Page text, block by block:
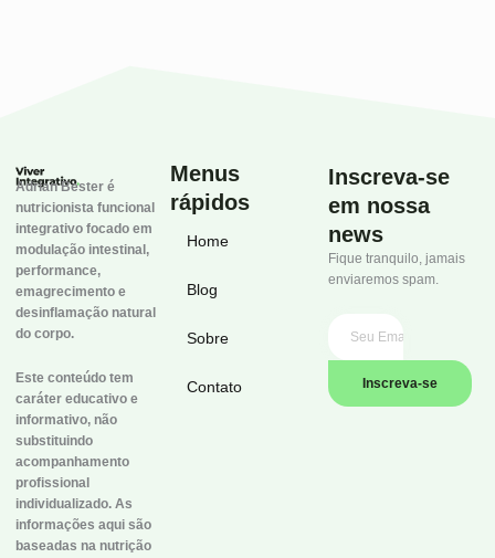
Adrian Bester é
nutricionista funcional
integrativo focado em
modulação intestinal,
performance,
emagrecimento e
desinflamação natural
do corpo.
Este conteúdo tem
caráter educativo e
informativo, não
substituindo
acompanhamento
profissional
individualizado. As
informações aqui são
baseadas na nutrição
Menus
rápidos
Home
Blog
Sobre
Contato
Inscreva-se
em nossa
news
Fique tranquilo, jamais
enviaremos spam.
Inscreva-se